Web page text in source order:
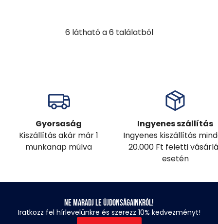
6 látható a6 találatból
Gyorsaság
Kiszállítás akár már 1
munkanap múlva
Ingyenes szállítás
Ingyenes kiszállítás
20.000 Ft feletti
esetén
Ne maradj le újdonságainkról!
Iratkozz fel hírlevelünkre és szerezz 10% kedvezményt!